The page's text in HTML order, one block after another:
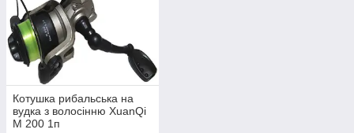
Котушка рибальська на
вудка з волосінню XuanQi
M 200 1п